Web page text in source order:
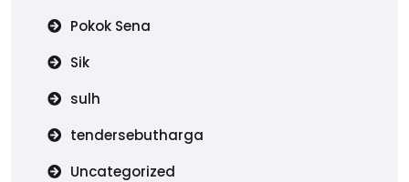
Pokok Sena
Sik
sulh
tendersebutharga
Uncategorized